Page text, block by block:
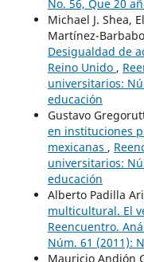
No. 56, Que 20
Michael J. Shea,
Martínez-
Desigualdad de
Reino Unido ,
universitarios:
educación
Gustavo
en instituciones
mexicanas ,
universitarios:
educación
Alberto Padilla
multicultural. El
Reencuentro.
Núm. 61 (2011):
Mauricio Andión